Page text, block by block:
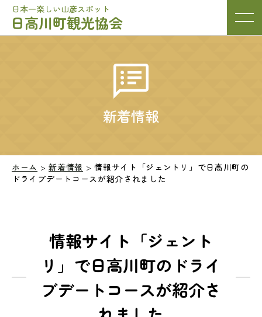
日本一楽しい山彦スポット
日高川町観光協会
新着情報
ホーム >新着情報 >情報サイト「ジェントリ」で日高川町の
ドライブデートコースが紹介されました
情報サイト「ジェント
リ」で日高川町のドライ
ブデートコースが紹介さ